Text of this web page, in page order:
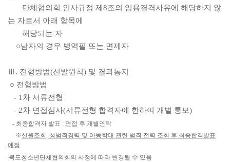
단체협의회 인사규정 제8조의 임용결격사유에 해당하지 않
는 자로서 아래 항목에
해당되는 자
○남자의 경우 병역필 또는 면제자
Ⅲ. 전형방법(선발원칙) 및 결과통지
○ 전형방법
- 1차 서류전형
- 2차 면접심사(서류전형 합격자에 한하여 개별 통보)
- 최종합격자 발표 : 면접 후 개별연락
※신원조회 , 성범죄경력 및 아동학대 관련 범죄 전력 조회 후 최종합격발표
예정
라북도청소년단체협의회의 사정에 따라 변경될 수 있음